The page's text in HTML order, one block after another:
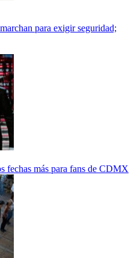
marchan para exigir seguridad;
fechas más para fans de CDMX